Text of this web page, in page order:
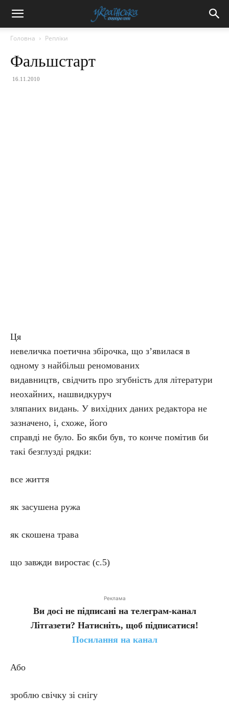
Головна Репліки
Фальшстарт
16.11.2010
Ця
невеличка поетична збірочка, що з’явилася в
одному з найбільш реномованих
видавництв, свідчить про згубність для літератури
неохайних, нашвидкуруч
зляпаних видань. У вихідних даних редактора не
зазначено, і, схоже, його
справді не було. Бо якби був, то конче помітив би
такі безглузді рядки:
все життя
як засушена ружа
як скошена трава
що завжди виростає (с.5)
Реклама
Ви досі не підписані на телеграм-канал
Літгазети? Натисніть, щоб підписатися!
Посилання на канал
Або
зроблю свічку зі снігу